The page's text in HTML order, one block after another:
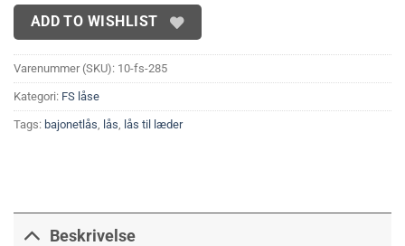
ADD TO WISHLIST
Varenummer (SKU): 10-fs-285
Kategori: FS låse
Tags: bajonetlås lås lås til læder
Beskrivelse